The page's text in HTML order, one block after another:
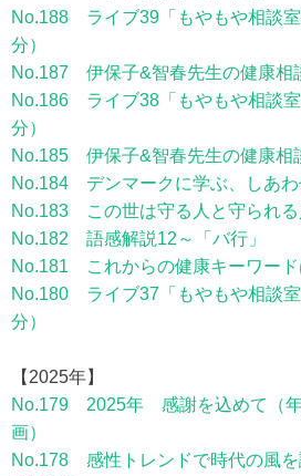
No.188 ライブ39「もやもや相談
分）
No.187 伊保子&智春先生の健康
No.186 ライブ38「もやもや相談
分）
No.185 伊保子&智春先生の健康
No.184 デンマークに学ぶ、しあ
No.183 この世は守る人と守られる
No.182 語感解説12～「バ行」
No.181 これからの健康キーワード
No.180 ライブ37「もやもや相談
分）
【2025年】
No.179 2025年 感謝を込めて（年
画）
No.178 感性トレンドで時代の風